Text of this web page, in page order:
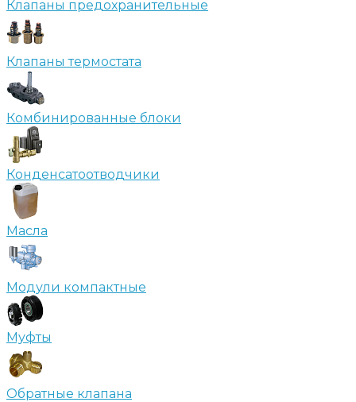
Клапаны предохранительные
Клапаны термостата
Комбинированные блоки
Конденсатоотводчики
Масла
Модули компактные
Муфты
Обратные клапана